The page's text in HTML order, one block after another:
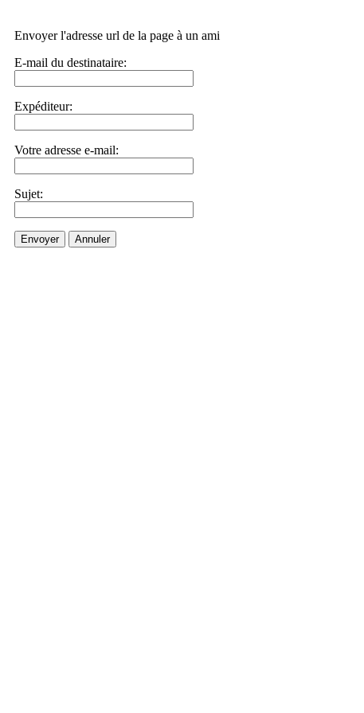
Envoyer l'adresse url de la page à un ami
E-mail du destinataire:
Expéditeur:
Votre adresse e-mail:
Sujet:
Envoyer Annuler